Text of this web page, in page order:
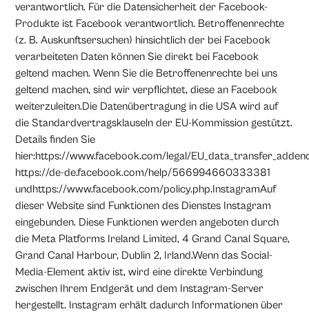
verantwortlich. Für die Datensicherheit der Facebook-
Produkte ist Facebook verantwortlich. Betroffenenrechte
(z. B. Auskunftsersuchen) hinsichtlich der bei Facebook
verarbeiteten Daten können Sie direkt bei Facebook
geltend machen. Wenn Sie die Betroffenenrechte bei uns
geltend machen, sind wir verpflichtet, diese an Facebook
weiterzuleiten.Die Datenübertragung in die USA wird auf
die Standardvertragsklauseln der EU-Kommission gestützt.
Details finden Sie
hier:https://www.facebook.com/legal/
https://de-de.facebook.com/help/566994660333381
undhttps://www.facebook.com/policy.php.InstagramAuf
dieser Website sind Funktionen des Dienstes Instagram
eingebunden. Diese Funktionen werden angeboten durch
die Meta Platforms Ireland Limited, 4 Grand Canal Square,
Grand Canal Harbour, Dublin 2, Irland.Wenn das Social-
Media-Element aktiv ist, wird eine direkte Verbindung
zwischen Ihrem Endgerät und dem Instagram-Server
hergestellt. Instagram erhält dadurch Informationen über